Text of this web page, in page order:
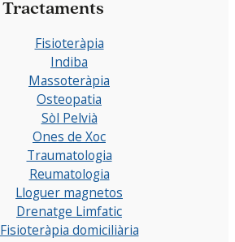
Tractaments
Fisioteràpia
Indiba
Massoteràpia
Osteopatia
Sòl Pelvià
Ones de Xoc
Traumatologia
Reumatologia
Lloguer magnetos
Drenatge Limfatic
Fisioteràpia domiciliària